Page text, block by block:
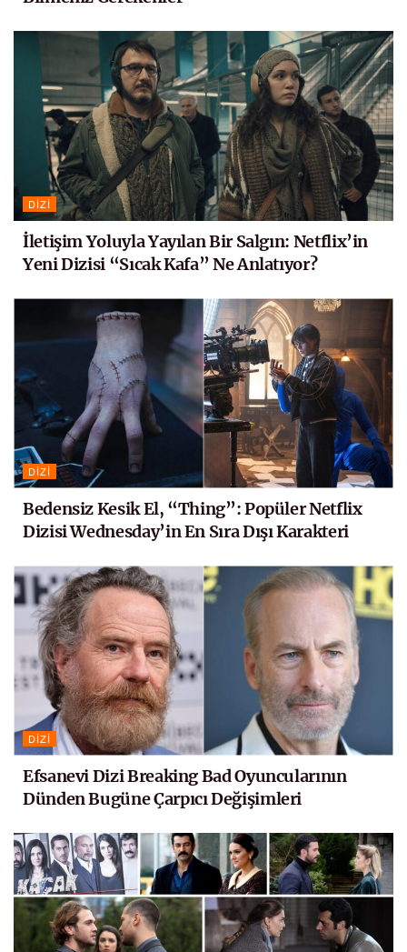
DIZI
İletişim Yoluyla Yayılan Bir Salgın: Netflix’in
Yeni Dizisi “Sıcak Kafa” Ne Anlatıyor?
DIZI
Bedensiz Kesik El, “Thing”: Popüler Netflix
Dizisi Wednesday’in En Sıra Dışı Karakteri
DIZI
Efsanevi Dizi Breaking Bad Oyuncularının
Dünden Bugüne Çarpıcı Değişimleri